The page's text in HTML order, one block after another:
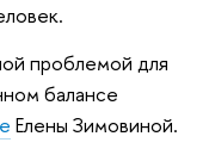
проблемой для
балансе
Елены Зимовиной.